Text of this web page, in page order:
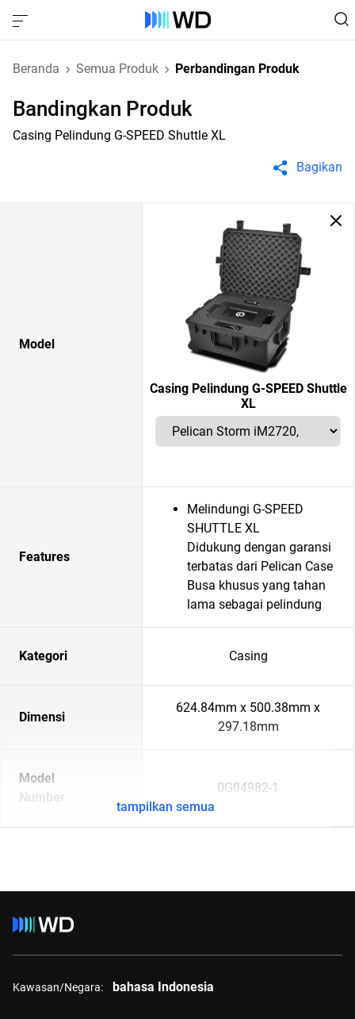
Beranda Semua Produk Perbandingan Produk
Bandingkan Produk
Casing Pelindung G-SPEED Shuttle XL
Bagikan
Model
Casing Pelindung G-SPEED Shuttle
XL
Features
Melindungi G-SPEED
SHUTTLE XL
Didukung dengan garansi
terbatas dari Pelican Case
Busa khusus yang tahan
lama sebagai pelindung
Kategori Casing
Dimensi
624.84mm x 500.38mm x
297.18mm
Model
Number
0G04982-1
tampilkan semua
Kawasan/Negara: bahasa Indonesia